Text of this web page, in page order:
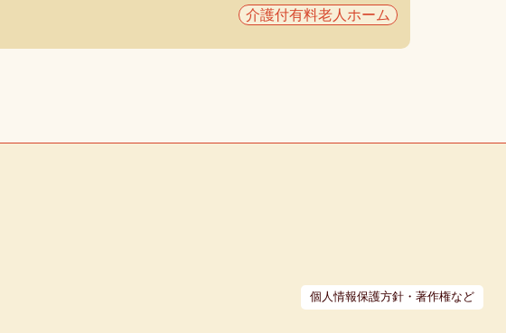
介護付有料老人ホーム
個人情報保護方針・著作権など